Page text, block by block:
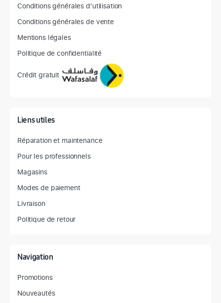
Conditions générales d'utilisation
Conditions générales de vente
Mentions légales
Politique de confidentialité
Crédit gratuit
Liens utiles
Réparation et maintenance
Pour les professionnels
Magasins
Modes de paiement
Livraison
Politique de retour
Navigation
Promotions
Nouveautés